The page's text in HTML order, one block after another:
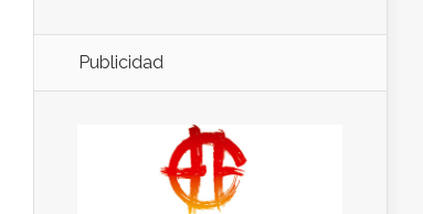
Publicidad